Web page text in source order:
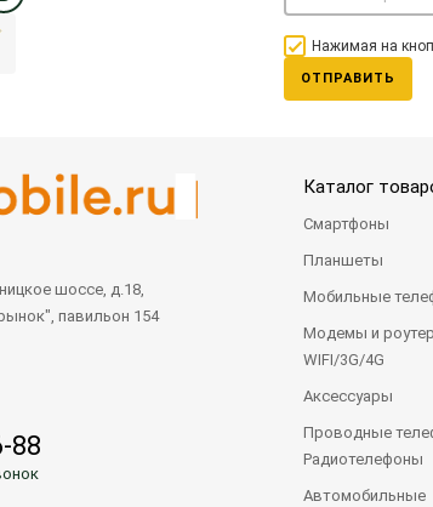
Нажимая на
ОТПРАВИТЬ
шоссе, д.18,
павильон 154
88
Каталог
Смартфоны
Планшеты
Мобильные
Модемы и
WIFI/3G/4G
Аксессуары
Проводные
Радиотелефоны
Автомобильные